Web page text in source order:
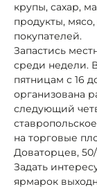
крупы, сахар,
продукты,
покупателей.
Запастись
среди недели.
пятницам с 16
организована
следующий
на торговые
Доваторцев, 50/
Задать
ярмарок